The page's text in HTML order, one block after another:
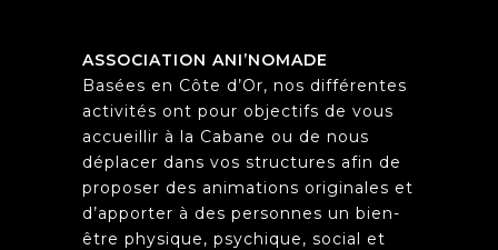
ASSOCIATION ANI’NOMADE
Basées en Côte d’Or, nos différentes
activités ont pour objectifs de vous
accueillir à la Cabane ou de nous
déplacer dans vos structures afin de
proposer des animations originales et
d’apporter à des personnes un bien-
être physique, psychique, social et